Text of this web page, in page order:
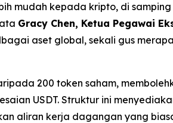
mudah kepada kripto, di
Gracy Chen, Ketua Pegawai
aset global, sekali gus
200 token saham,
USDT. Struktur ini
aliran kerja dagangan yang